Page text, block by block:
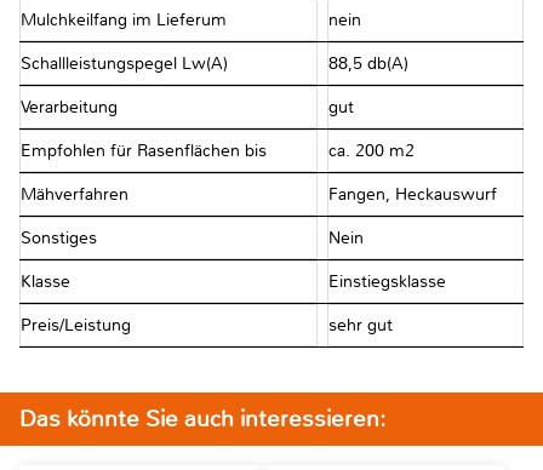
Mulchkeilfang im Lieferum nein
Schallleistungspegel Lw(A) 88,5 db(A)
Verarbeitung gut
Empfohlen für Rasenflächen bis ca. 200 m2
Mähverfahren Fangen, Heckauswurf
Sonstiges Nein
Klasse Einstiegsklasse
Preis/Leistung sehr gut
Das könnte Sie auch interessieren: